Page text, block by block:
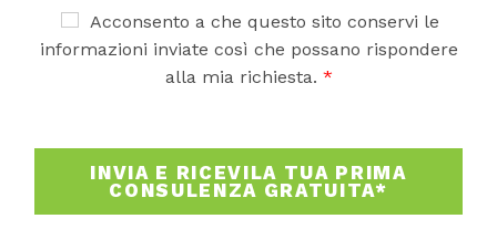
o
m
a
i
c
c
a
o
Acconsento a che questo sito conservi le
informazioni inviate così che possano rispondere
alla mia richiesta. *
INVIA E RICEVILA TUA PRIMA
CONSULENZA GRATUITA*